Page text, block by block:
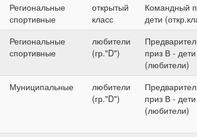
Региональные
спортивные
открытый
класс
Командный
дети
Региональные
спортивные
любители
(гр."D")
приз В - дети
(любители)
Муниципальные
любители
(гр."D")
приз В - дети
(любители)